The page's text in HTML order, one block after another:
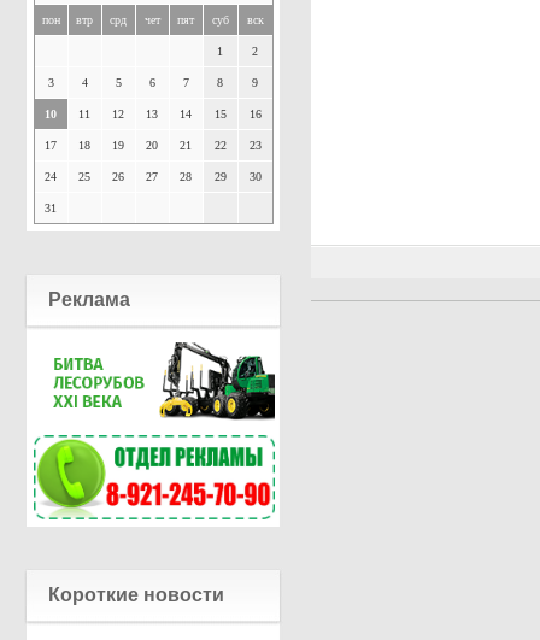
пон втр срд чет пят суб вск
1 2
3 4 5 6 7 8 9
10 11 12 13 14 15 16
17 18 19 20 21 22 23
24 25 26 27 28 29 30
31
Реклама
Короткие новости